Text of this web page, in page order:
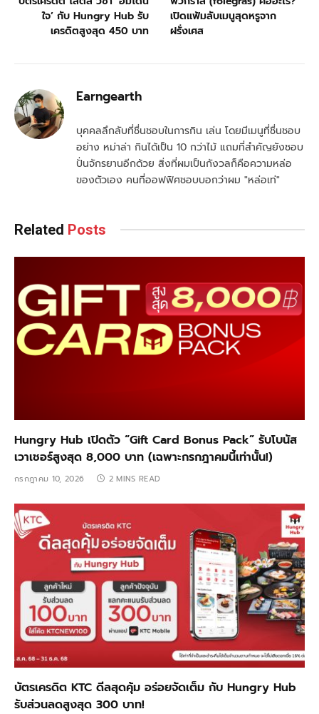
ใจ’ กับ Hungry Hub รับ
เครดิตสูงสุด 450 บาท
เปิดแฟ้มลับเมนูสุดหรูจาก
ฝรั่งเศส
Earngearth
บุคคลลึกลับที่ชื่นชอบในการกิน เล่น โดยมีเมนูที่ชื่นชอบ
อย่าง หม่าล่า กินได้เป็น 10 กว่าไม้ แถมที่สำคัญยังชอบ
ปั่นจักรยานอีกด้วย สิ่งที่ผมเป็นกังวลก็คือความหล่อ
ของตัวเอง คนที่ออฟฟิศชอบบอกว่าผม "หล่อเท่"
Related Posts
Hungry Hub เปิดตัว “Gift Card Bonus Pack” รับโบนัส
เวาเชอร์สูงสุด 8,000 บาท (เฉพาะกรกฎาคมนี้เท่านั้น!)
กรกฎาคม 10, 2026 2 MINS READ
บัตรเครดิต KTC ดีลสุดคุ้ม อร่อยจัดเต็ม กับ Hungry Hub
รับส่วนลดสูงสุด 300 บาท!